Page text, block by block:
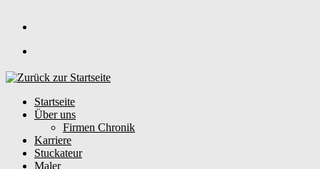
Inhalt
Startseite
Über uns
Firmen Chronik
Karriere
Stuckateur
Maler